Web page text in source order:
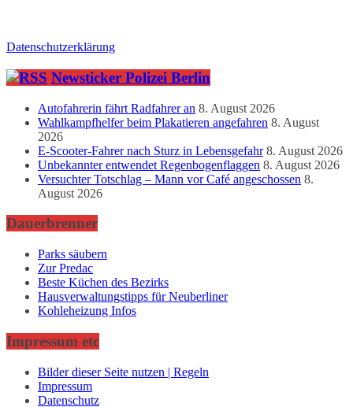
Datenschutzerklärung
Newsticker Polizei Berlin
Autofahrerin fährt Radfahrer an 8. August 2026
Wahlkampfhelfer beim Plakatieren angefahren 8. August
2026
E-Scooter-Fahrer nach Sturz in Lebensgefahr 8. August 2026
Unbekannter entwendet Regenbogenflaggen 8. August 2026
Versuchter Totschlag – Mann vor Café angeschossen 8.
August 2026
Dauerbrenner
Parks säubern
Zur Predac
Beste Küchen des Bezirks
Hausverwaltungstipps für Neuberliner
Kohleheizung Infos
Impressum etc
Bilder dieser Seite nutzen | Regeln
Impressum
Datenschutz